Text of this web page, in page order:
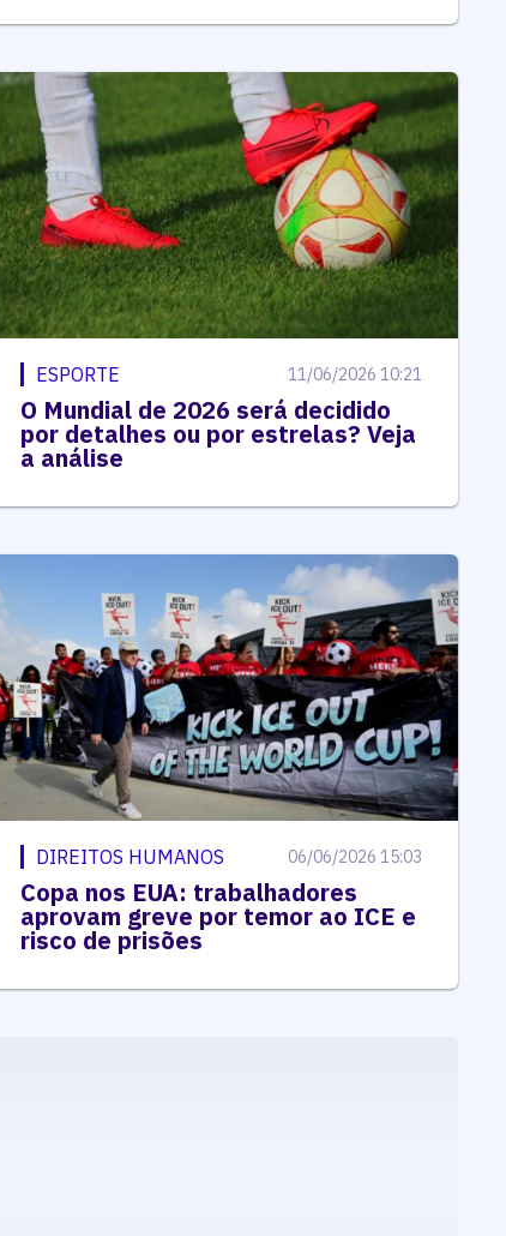
ESPORTE 11/06/2026 10:21
O Mundial de 2026 será decidido
por detalhes ou por estrelas? Veja
a análise
DIREITOS HUMANOS 06/06/2026 15:03
Copa nos EUA: trabalhadores
aprovam greve por temor ao ICE e
risco de prisões